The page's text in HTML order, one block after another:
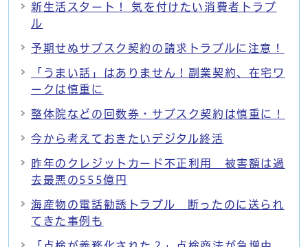
新生活スタート！ 気を付けたい消費者トラブ
ル
予期せぬサブスク契約の請求トラブルに注意！
「うまい話」はありません！副業契約、在宅ワ
ークは慎重に
整体院などの回数券・サブスク契約は慎重に！
今から考えておきたいデジタル終活
昨年のクレジットカード不正利用 被害額は過
去最悪の555億円
海産物の電話勧誘トラブル 断ったのに送られ
てきた事例も